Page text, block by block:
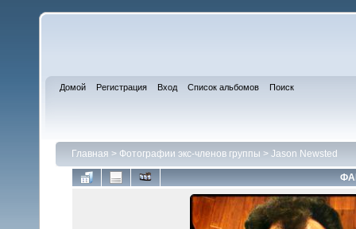
Домой Регистрация Вход Список альбомов Поиск
Главная > Фотографии экс-членов группы > Jason Newsted